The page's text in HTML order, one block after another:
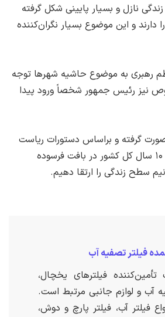
نازل و بسیار پایینی شکل گرفته
دارند و این موضوع بسیار نگران‌کننده
رهبری به موضوع حاشیه شهرها توجه
نیز رئیس جمهور شخصاً ورود پیدا
صورت گرفته و براساس دستورات ریاست
جمهوری مقرر شده طی ۱۰ سال کل کشور در بافت فرسوده
سطح زندگی را ارتقا دهیم.
فیلتر تصفیه آب
تأمین‌کننده فیلترهای یخچال،
آب و لوازم جانبی مرتبط است.
فیلتر آب، فیلتر پارچ و دوش،